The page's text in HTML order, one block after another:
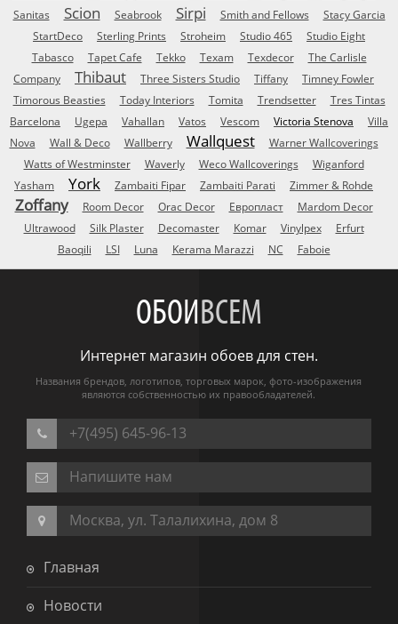
Sanitas
Scion Seabrook Sirpi Smith and Fellows
Stacy Garcia
StartDeco
Sterling Prints Stroheim Studio 465
Studio Eight
Tabasco
Tapet Cafe Tekko Texam Texdecor
The Carlisle
Company
Thibaut Three Sisters Studio Tiffany
Timney Fowler
Timorous Beasties
Today Interiors Tomita Trendsetter
Tres Tintas
Barcelona
Ugepa Vahallan Vatos Vescom Victoria Stenova
Villa
Nova
Wall & Deco Wallberry Wallquest
Warner Wallcoverings
Watts of Westminster
Waverly Weco Wallcoverings
Wiganford
Yasham
York Zambaiti Fipar Zambaiti Parati Zimmer & Rohde
Zoffany Room Decor Orac Decor Европласт
Mardom Decor
Ultrawood
Silk Plaster Decomaster Komar Vinylpex
Erfurt
Baoqili
LSI Luna Kerama Marazzi NC Faboie
ОБОИВСЕМ
Интернет магазин обоев для стен.
Названия брендов, логотипов, торговых марок, фото-изображения
являются собственностью их правообладателей.
+7(495) 645-96-13
Напишите нам
Москва, ул. Талалихина, дом 8
Главная
Новости